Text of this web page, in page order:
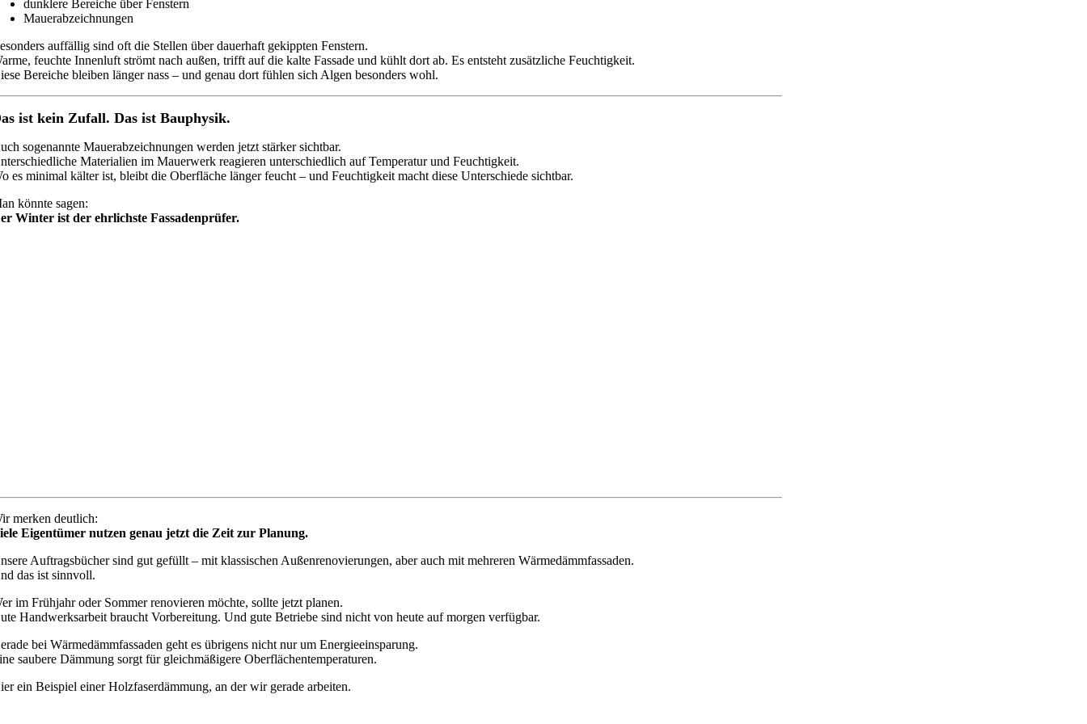
dunklere Bereiche über Fenstern
Mauerabzeichnungen
auffällig sind oft die Stellen über dauerhaft gekippten Fenstern.
feuchte Innenluft strömt nach außen, trifft auf die kalte Fassade und kühlt dort ab. Es entsteht zusätzliche Feuchtigkeit.
Bereiche bleiben länger nass – und genau dort fühlen sich Algen besonders wohl.
ist kein Zufall. Das ist Bauphysik.
sogenannte Mauerabzeichnungen werden jetzt stärker sichtbar.
Materialien im Mauerwerk reagieren unterschiedlich auf Temperatur und Feuchtigkeit.
es minimal kälter ist, bleibt die Oberfläche länger feucht – und Feuchtigkeit macht diese Unterschiede sichtbar.
könnte sagen:
Winter ist der ehrlichste Fassadenprüfer.
merken deutlich:
Eigentümer nutzen genau jetzt die Zeit zur Planung.
Auftragsbücher sind gut gefüllt – mit klassischen Außenrenovierungen, aber auch mit mehreren Wärmedämmfassaden.
das ist sinnvoll.
im Frühjahr oder Sommer renovieren möchte, sollte jetzt planen.
Handwerksarbeit braucht Vorbereitung. Und gute Betriebe sind nicht von heute auf morgen verfügbar.
bei Wärmedämmfassaden geht es übrigens nicht nur um Energieeinsparung.
saubere Dämmung sorgt für gleichmäßigere Oberflächentemperaturen.
ein Beispiel einer Holzfaserdämmung, an der wir gerade arbeiten.